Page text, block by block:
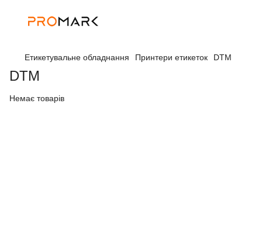
Етикетувальне обладнання Принтери етикеток DTM
DTM
Немає товарів